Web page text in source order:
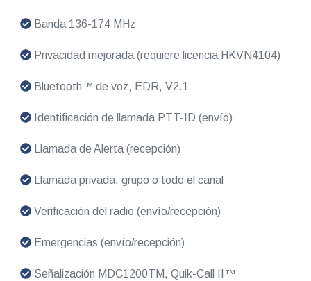
Banda 136-174 MHz
Privacidad mejorada (requiere licencia HKVN4104)
Bluetooth™ de voz, EDR, V2.1
Identificación de llamada PTT-ID (envío)
Llamada de Alerta (recepción)
Llamada privada, grupo o todo el canal
Verificación del radio (envío/recepción)
Emergencias (envío/recepción)
Señalización MDC1200TM, Quik-Call II™